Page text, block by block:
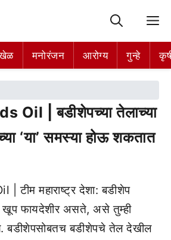
मनोरंजन आरोग्य गुन्हे
Oil | बडीशेपच्या तेलाच्या
‘या’ समस्या होऊ शकतात
टीम महाराष्ट्र देशा: बडीशेप
खूप फायदेशीर असते, असे तुम्ही
बडीशेपचे तेल देखील